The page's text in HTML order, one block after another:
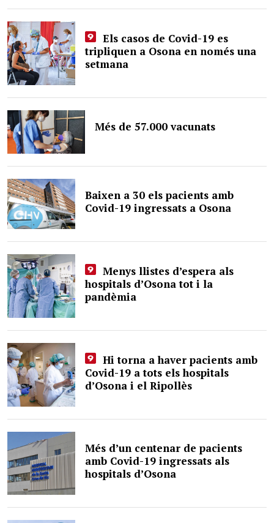
Els casos de Covid-19 es
tripliquen a Osona en només una
setmana
Més de 57.000 vacunats
Baixen a 30 els pacients amb
Covid-19 ingressats a Osona
Menys llistes d’espera als
hospitals d’Osona tot i la
pandèmia
Hi torna a haver pacients amb
Covid-19 a tots els hospitals
d’Osona i el Ripollès
Més d’un centenar de pacients
amb Covid-19 ingressats als
hospitals d’Osona